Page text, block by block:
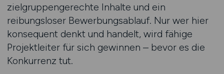
zielgruppengerechte Inhalte und ein
reibungsloser Bewerbungsablauf. Nur wer hier
konsequent denkt und handelt, wird fähige
Projektleiter für sich gewinnen – bevor es die
Konkurrenz tut.